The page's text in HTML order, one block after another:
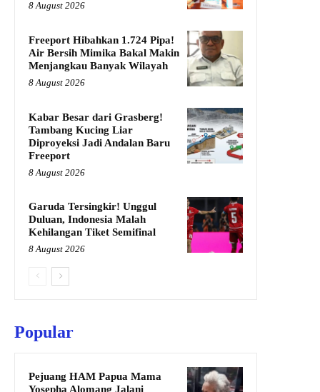
8 August 2026
Freeport Hibahkan 1.724 Pipa!
Air Bersih Mimika Bakal Makin
Menjangkau Banyak Wilayah
8 August 2026
Kabar Besar dari Grasberg!
Tambang Kucing Liar
Diproyeksi Jadi Andalan Baru
Freeport
8 August 2026
Garuda Tersingkir! Unggul
Duluan, Indonesia Malah
Kehilangan Tiket Semifinal
8 August 2026
Popular
Pejuang HAM Papua Mama
Yosepha Alomang Jalani